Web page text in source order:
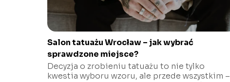
Salon tatuażu Wrocław – jak wybrać
sprawdzone miejsce?
Decyzja o zrobieniu tatuażu to nie tylko
kwestia wyboru wzoru, ale przede wszystkim –